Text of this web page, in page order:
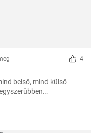
4
belső, mind külső
a hagyományosabb